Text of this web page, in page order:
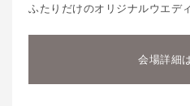
ふたりだけのオリジナルウエデ
会場詳細